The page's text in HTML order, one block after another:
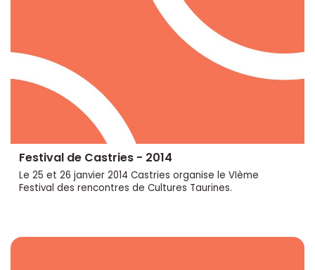
Festival de Castries - 2014
Le 25 et 26 janvier 2014 Castries organise le VIème
Festival des rencontres de Cultures Taurines.